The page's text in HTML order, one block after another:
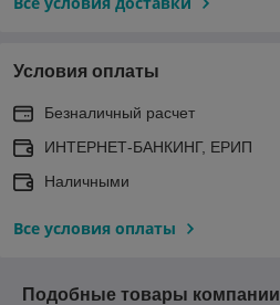
Условия оплаты
Безналичный расчет
ИНТЕРНЕТ-БАНКИНГ, ЕРИП
Наличными
Все условия оплаты
Подобные товары компании